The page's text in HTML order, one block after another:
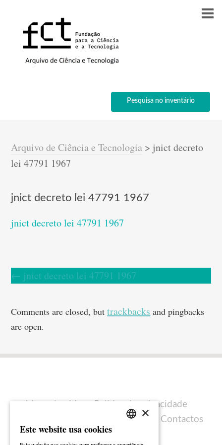
Pesquisa no inventário
Arquivo de Ciência e Tecnologia > jnict decreto
lei 47791 1967
jnict decreto lei 47791 1967
jnict decreto lei 47791 1967
← jnict decreto lei 47791 1967
Comments are closed, buttrackbacks and pingbacks
are open.
Mapa do sítio
Política de privacidade
Ficha técnica Contactos
×
Este website usa cookies